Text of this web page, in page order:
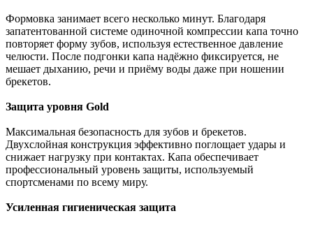
Формовка занимает всего несколько минут. Благодаря
запатентованной системе одиночной компрессии капа точно
повторяет форму зубов, используя естественное давление
челюсти. После подгонки капа надёжно фиксируется, не
мешает дыханию, речи и приёму воды даже при ношении
брекетов.
Защита уровня Gold
Максимальная безопасность для зубов и брекетов.
Двухслойная конструкция эффективно поглощает удары и
снижает нагрузку при контактах. Капа обеспечивает
профессиональный уровень защиты, используемый
спортсменами по всему миру.
Усиленная гигиеническая защита